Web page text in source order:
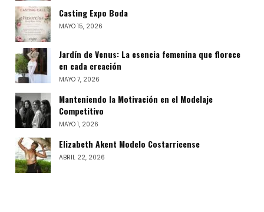
Casting Expo Boda
MAYO 15, 2026
Jardín de Venus: La esencia femenina que florece
en cada creación
MAYO 7, 2026
Manteniendo la Motivación en el Modelaje
Competitivo
MAYO 1, 2026
Elizabeth Akent Modelo Costarricense
ABRIL 22, 2026